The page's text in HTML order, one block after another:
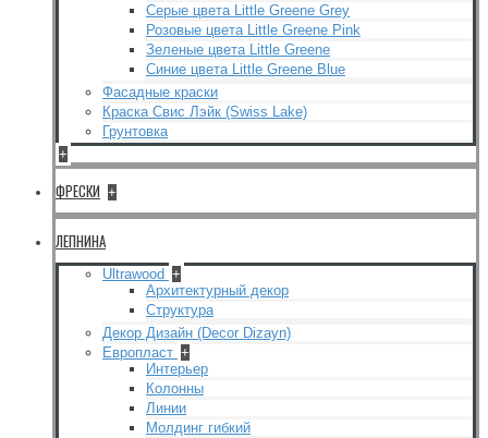
Серые цвета Little Greene Grey
Розовые цвета Little Greene Pink
Зеленые цвета Little Greene
Синие цвета Little Greene Blue
Фасадные краски
Краска Свис Лэйк (Swiss Lake)
Грунтовка
+
ФРЕСКИ +
ЛЕПНИНА
Ultrawood +
Архитектурный декор
Структура
Декор Дизайн (Decor Dizayn)
Европласт +
Интерьер
Колонны
Линии
Молдинг гибкий